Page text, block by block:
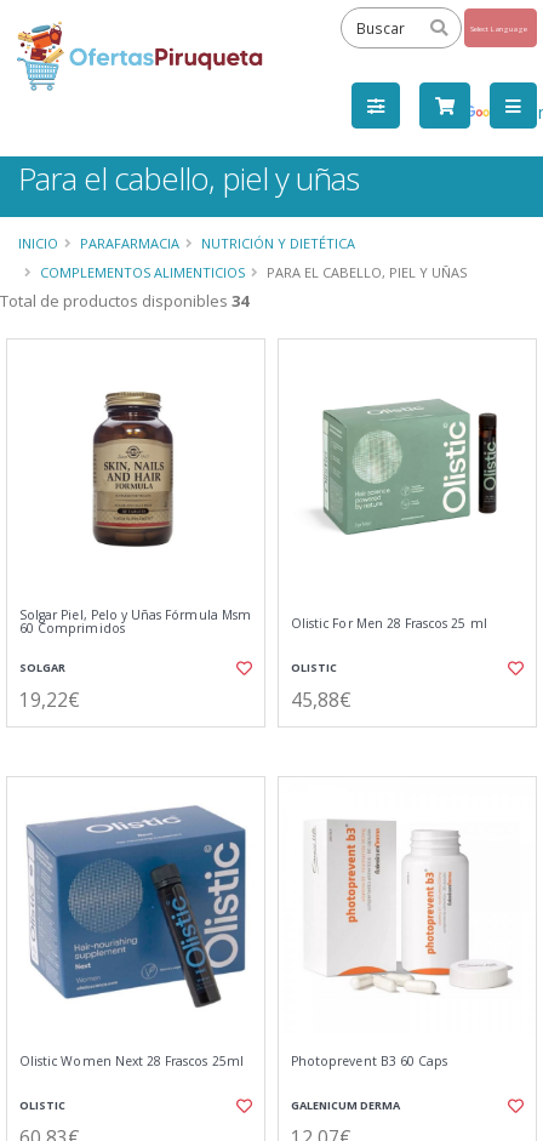
by
Para el cabello, piel y uñas
INICIO PARAFARMACIA
NUTRICIÓN Y DIETÉTICA
COMPLEMENTOS ALIMENTICIOS
PARA EL CABELLO, PIEL Y UÑAS
Total de productos disponibles 34
Solgar Piel, Pelo y Uñas Fórmula Msm
60 Comprimidos
SOLGAR
19,22€
Olistic For Men 28 Frascos 25 ml
OLISTIC
45,88€
Olistic Women Next 28 Frascos 25ml
OLISTIC
Photoprevent B3 60 Caps
GALENICUM DERMA